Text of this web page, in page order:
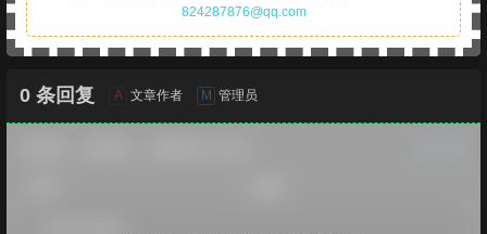
824287876@qq.com
0 条回复 A 文章作者 M 管理员